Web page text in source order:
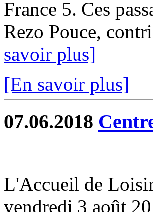
France 5. Ces
Rezo Pouce,
savoir plus]
[En savoir plus]
07.06.2018
L'Accueil de
vendredi 3 août